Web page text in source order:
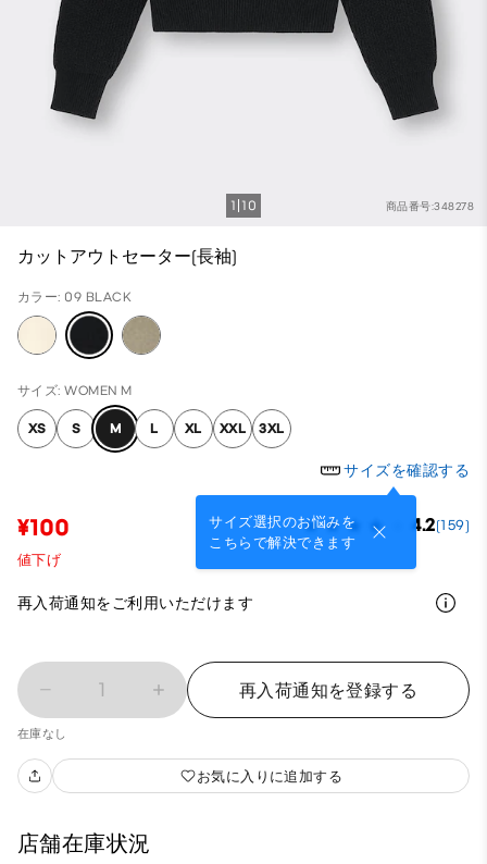
商品番号:348278
1 10
カットアウトセーター(長袖)
カラー: 09 BLACK
サイズ: WOMEN M
XS S M L XL XXL 3XL
サイズを確認する
サイズ選択のお悩みを
こちらで解決できます
¥100 4.2(159)
値下げ
再入荷通知をご利用いただけます
1 再入荷通知を登録する
在庫なし
お気に入りに追加する
店舗在庫状況